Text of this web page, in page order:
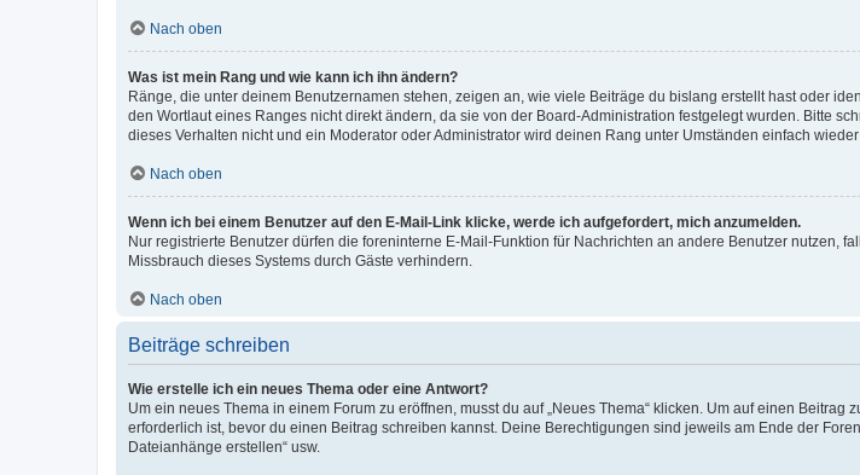
Nach oben
Was ist mein Rang und wie kann ich ihn ändern?
Ränge, die unter deinem Benutzernamen stehen, zeigen an, wie viele Beiträge du bislang erstellt hast oder
den Wortlaut eines Ranges nicht direkt ändern, da sie von der Board-Administration festgelegt wurden. Bitte
dieses Verhalten nicht und ein Moderator oder Administrator wird deinen Rang unter Umständen einfach wieder
Nach oben
Wenn ich bei einem Benutzer auf den E-Mail-Link klicke, werde ich aufgefordert, mich anzumelden.
Nur registrierte Benutzer dürfen die foreninterne E-Mail-Funktion für Nachrichten an andere Benutzer nutzen,
Missbrauch dieses Systems durch Gäste verhindern.
Nach oben
Beiträge schreiben
Wie erstelle ich ein neues Thema oder eine Antwort?
Um ein neues Thema in einem Forum zu eröffnen, musst du auf „Neues Thema“ klicken. Um auf einen
erforderlich ist, bevor du einen Beitrag schreiben kannst. Deine Berechtigungen sind jeweils am Ende der
Dateianhänge erstellen“ usw.